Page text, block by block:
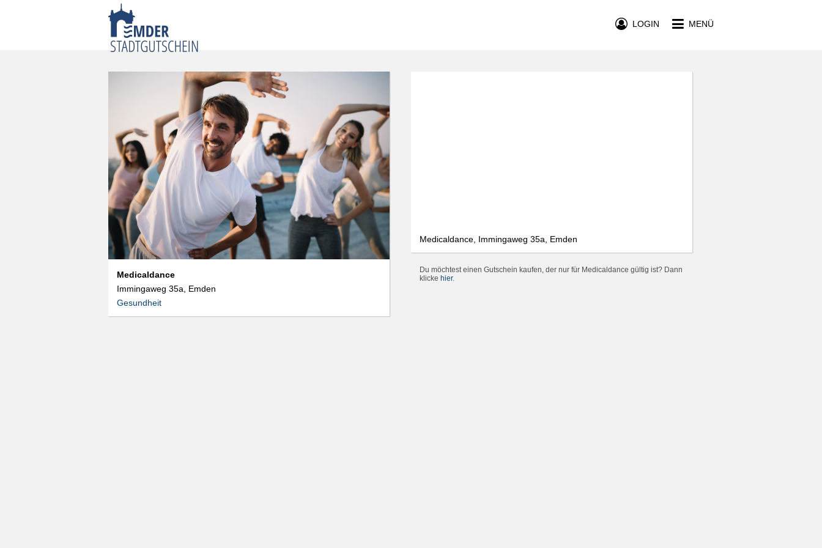
MENÜ
LOGIN
Medicaldance
Immingaweg 35a, Emden
Gesundheit
Medicaldance, Immingaweg 35a, Emden
Du möchtest einen Gutschein kaufen, der nur für Medicaldance gültig ist? Dann
klicke hier.